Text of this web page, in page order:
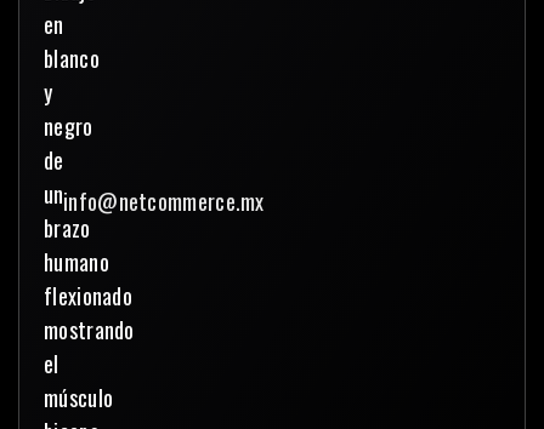
info@netcommerce.mx